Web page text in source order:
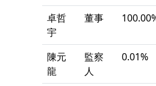
卓哲
宇
董事
陳元
龍
監察
人
0.01%